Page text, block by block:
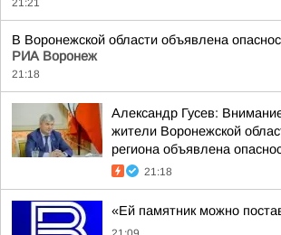
21:21
В Воронежской области объявлена
РИА Воронеж
21:18
Александр Гусев:
жители Воронежской
региона объявлена
21:18
«Ей памятник можно